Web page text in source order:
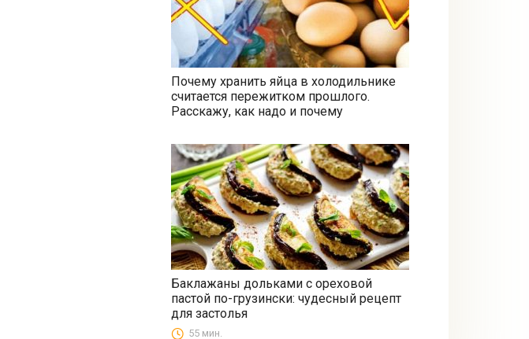
Все
Почему хранить яйца в холодильнике
считается пережитком прошлого.
Расскажу, как надо и почему
Закуски
Баклажаны дольками с ореховой
пастой по-грузински: чудесный рецепт
для застолья
55 мин.